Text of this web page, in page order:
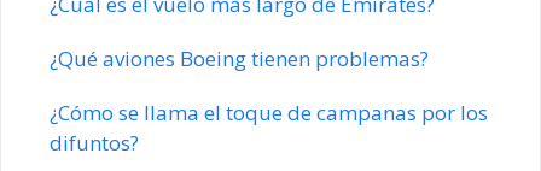
¿Qué aviones Boeing tienen problemas?
¿Cómo se llama el toque de campanas por los
difuntos?